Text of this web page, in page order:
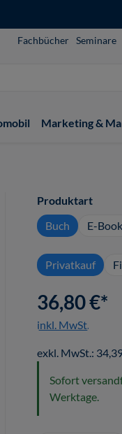
Fachbücher Seminare
Marketing &
Produktart
Buch
E-
Privatkauf
36,80 €*
inkl. MwSt.
exkl. MwSt.:
Sofort
Werktage.